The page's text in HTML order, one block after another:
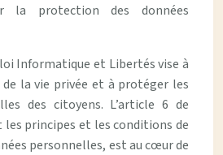
la protection des données
Informatique et Libertés vise à
la vie privée et à protéger les
des citoyens. L’article 6 de
principes et les conditions de
personnelles, est au cœur de